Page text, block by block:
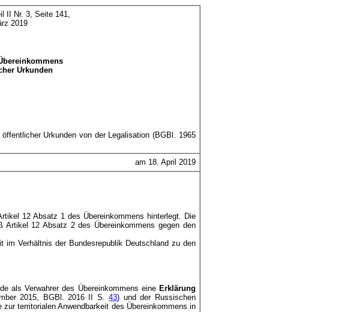
II Nr. 3, Seite 141,
2019
Urkunden
Urkunden von der Legalisation (BGBl. 1965
am 18. April 2019
12 Absatz 1 des Übereinkommens hinterlegt. Die
Artikel 12 Absatz 2 des Übereinkommens gegen den
Verhältnis der Bundesrepublik Deutschland zu den
als Verwahrer des Übereinkommens eine Erklärung
2015, BGBl. 2016 II S.43) und der Russischen
zur territorialen Anwendbarkeit des Übereinkommens in